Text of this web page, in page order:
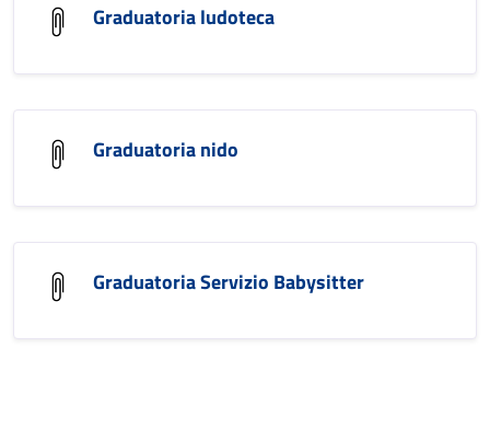
Graduatoria ludoteca
Graduatoria nido
Graduatoria Servizio Babysitter